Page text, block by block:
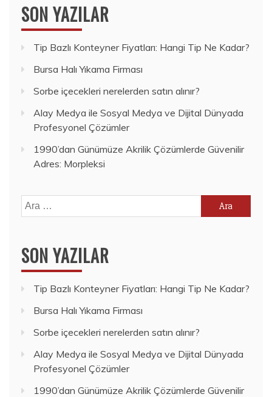
SON YAZILAR
Tip Bazlı Konteyner Fiyatları: Hangi Tip Ne Kadar?
Bursa Halı Yıkama Firması
Sorbe içecekleri nerelerden satın alınır?
Alay Medya ile Sosyal Medya ve Dijital Dünyada
Profesyonel Çözümler
1990’dan Günümüze Akrilik Çözümlerde Güvenilir
Adres: Morpleksi
Arama:
SON YAZILAR
Tip Bazlı Konteyner Fiyatları: Hangi Tip Ne Kadar?
Bursa Halı Yıkama Firması
Sorbe içecekleri nerelerden satın alınır?
Alay Medya ile Sosyal Medya ve Dijital Dünyada
Profesyonel Çözümler
1990’dan Günümüze Akrilik Çözümlerde Güvenilir